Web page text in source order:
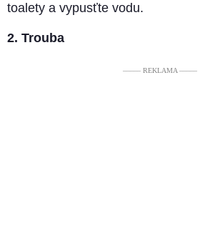
toalety a vypusťte vodu.
2. Trouba
––––– REKLAMA –––––